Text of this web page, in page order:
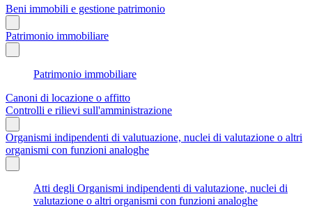
Beni immobili e gestione patrimonio
Patrimonio immobiliare
Patrimonio immobiliare
Canoni di locazione o affitto
Controlli e rilievi sull'amministrazione
Organismi indipendenti di valutuazione, nuclei di valutazione o altri
organismi con funzioni analoghe
Atti degli Organismi indipendenti di valutazione, nuclei di
valutazione o altri organismi con funzioni analoghe